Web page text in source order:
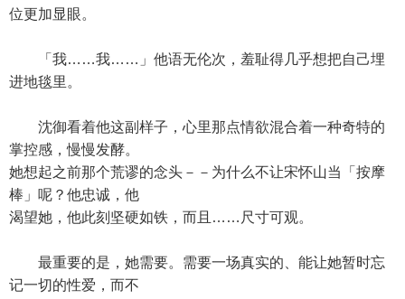
位更加显眼。
「我……我……」他语无伦次，羞耻得几乎想把自己埋
进地毯里。
沈御看着他这副样子，心里那点情欲混合着一种奇特的
掌控感，慢慢发酵。
她想起之前那个荒谬的念头－－为什么不让宋怀山当「按摩
棒」呢？他忠诚，他
渴望她，他此刻坚硬如铁，而且……尺寸可观。
最重要的是，她需要。需要一场真实的、能让她暂时忘
记一切的性爱，而不